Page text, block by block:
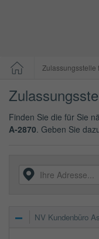
Zulassungsstelle
Finden Sie die für Sie
A-2870. Geben Sie
NV Kundenbüro